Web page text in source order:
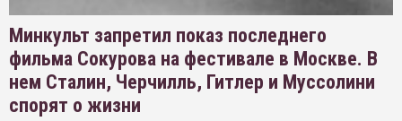
Минкульт запретил показ последнего
фильма Сокурова на фестивале в Москве. В
нем Сталин, Черчилль, Гитлер и Муссолини
спорят о жизни